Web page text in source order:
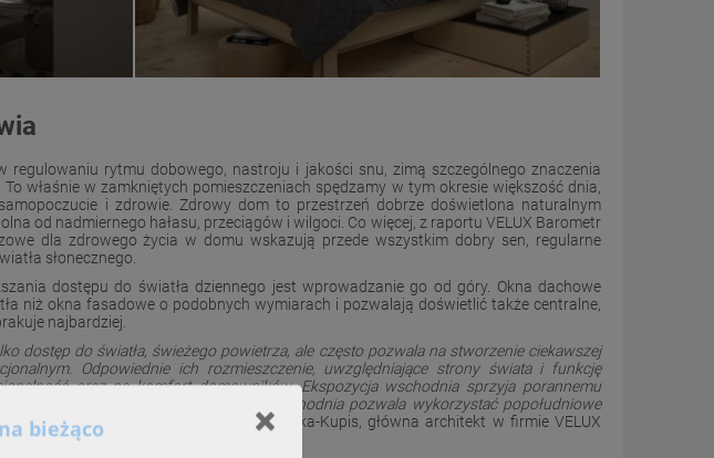
regulowaniu rytmu dobowego, nastroju i jakości snu, zimą szczególnego znaczenia
właśnie w zamkniętych pomieszczeniach spędzamy w tym okresie większość dnia,
i zdrowie. Zdrowy dom to przestrzeń dobrze doświetlona naturalnym
od nadmiernego hałasu, przeciągów i wilgoci. Co więcej, z raportu VELUX Barometr
dla zdrowego życia w domu wskazują przede wszystkim dobry sen, regularne
słonecznego.
dostępu do światła dziennego jest wprowadzanie go od góry. Okna dachowe
niż okna fasadowe o podobnych wymiarach i pozwalają doświetlić także centralne,
najbardziej.
dostęp do światła, świeżego powietrza, ale często pozwala na stworzenie ciekawszej
Odpowiednie ich rozmieszczenie, uwzględniające strony świata i funkcję
oraz na komfort domowników. Ekspozycja wschodnia sprzyja porannemu
dopływ światła w ciągu dnia, a zachodnia pozwala wykorzystać popołudniowe
się kończy"
– podkreśla Monika Kupska-Kupis, główna architekt w firmie VELUX